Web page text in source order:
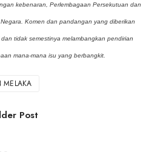
kebenaran, Perlembagaan Persekutuan dan
Komen dan pandangan yang diberikan
tidak semestinya melambangkan pendirian
mana-mana isu yang berbangkit.
MELAKA
Post